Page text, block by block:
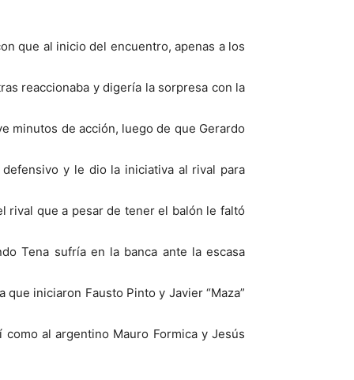
que al inicio del encuentro, apenas a los
reaccionaba y digería la sorpresa con la
minutos de acción, luego de que Gerardo
y le dio la iniciativa al rival para
rival que a pesar de tener el balón le faltó
Tena sufría en la banca ante la escasa
iniciaron Fausto Pinto y Javier “Maza”
al argentino Mauro Formica y Jesús